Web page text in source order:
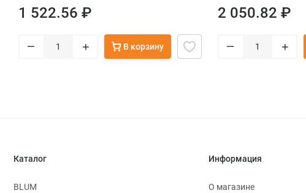
1 522.56 ₽
– + В корзину
2 050.82 ₽
– +
Каталог
BLUM
Информация
О магазине